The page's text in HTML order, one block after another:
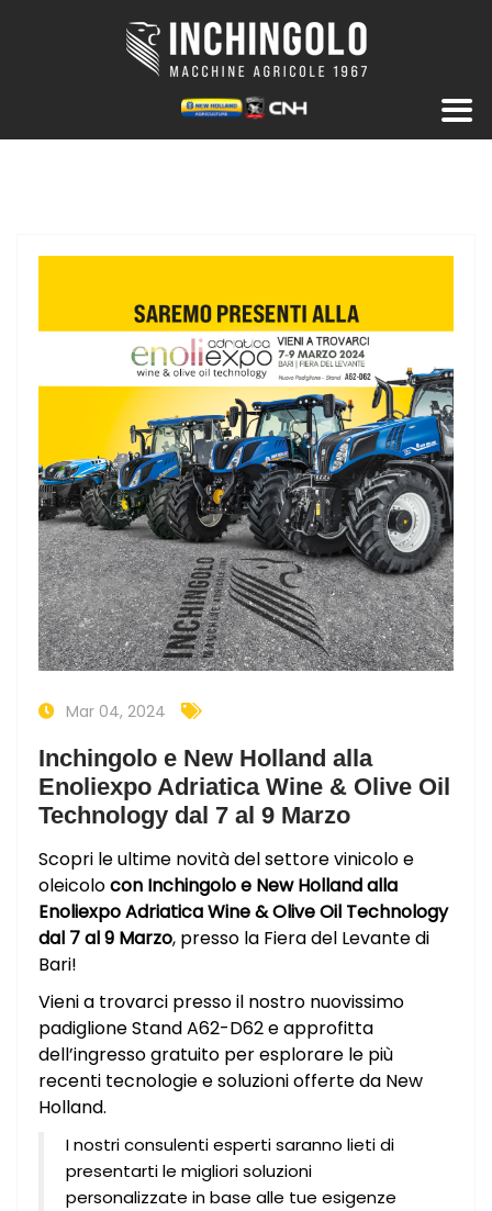
Mar 04, 2024
Inchingolo e New Holland alla
Enoliexpo Adriatica Wine & Olive Oil
Technology dal 7 al 9 Marzo
Scopri le ultime novità del settore vinicolo e
oleicolocon Inchingolo e New Holland alla
Enoliexpo Adriatica Wine & Olive Oil Technology
dal 7 al 9 Marzo, presso la Fiera del Levante di
Bari!
Vieni a trovarci presso il nostro nuovissimo
padiglione Stand A62-D62 e approfitta
dell’ingresso gratuito per esplorare le più
recenti tecnologie e soluzioni offerte da New
Holland.
I nostri consulenti esperti saranno lieti di
presentarti le migliori soluzioni
personalizzate in base alle tue esigenze